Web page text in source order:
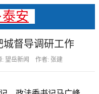
泰安
城督导调研工作
: 望岳新闻 作者: 张建